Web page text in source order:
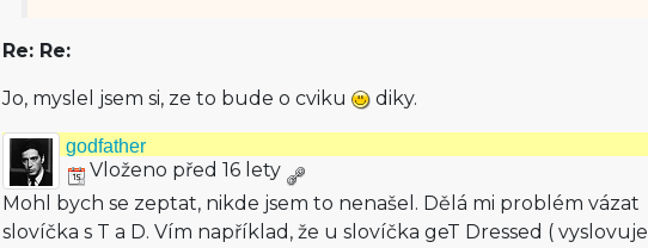
Re: Re:
Jo, myslel jsem si, ze to bude o cviku diky.
godfather
Vloženo před 16 lety
Mohl bych se zeptat, nikde jsem to nenašel. Dělá mi problém vázat
slovíčka s T a D. Vím například, že u slovíčka geT Dressed ( vyslovuje